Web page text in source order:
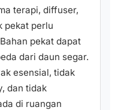
terapi, diffuser,
pekat perlu
pekat dapat
dari daun segar.
esensial, tidak
dan tidak
di ruangan